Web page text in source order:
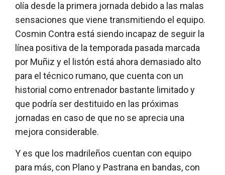
olía desde la primera jornada debido a las malas
sensaciones que viene transmitiendo el equipo.
Cosmin Contra está siendo incapaz de seguir la
línea positiva de la temporada pasada marcada
por Muñiz y el listón está ahora demasiado alto
para el técnico rumano, que cuenta con un
historial como entrenador bastante limitado y
que podría ser destituido en las próximas
jornadas en caso de que no se aprecia una
mejora considerable.
Y es que los madrileños cuentan con equipo
para más, con Plano y Pastrana en bandas, con